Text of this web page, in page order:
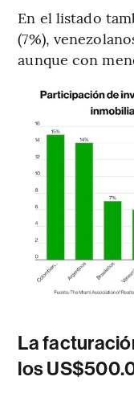
En el listado
(7%),
aunque con
La
los